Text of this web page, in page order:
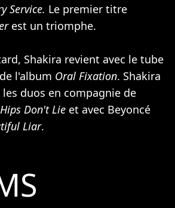
Service. Le premier titre
est un triomphe.
Shakira revient avec le tube
l'album Oral Fixation. Shakira
duos en compagnie de
Hips Don't Lie et avec Beyoncé
Liar.